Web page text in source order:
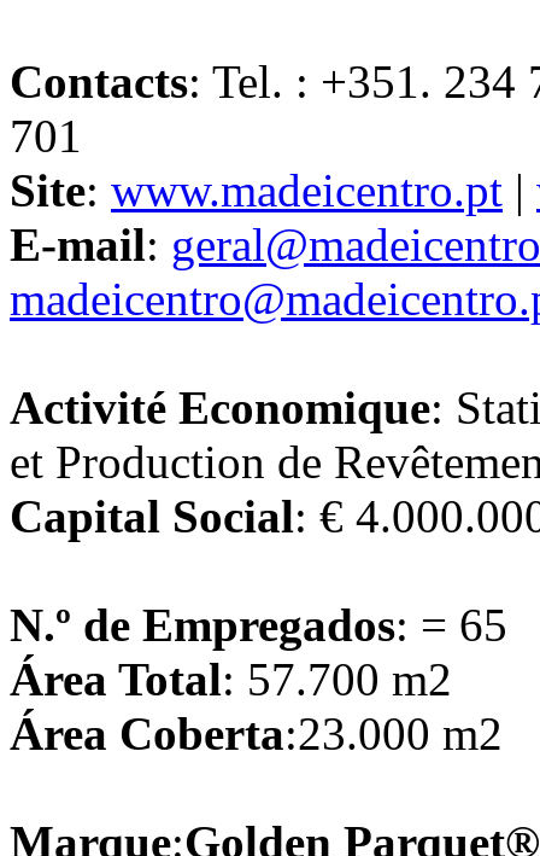
Contacts: Tel. : +351. 234
701
Site: www.madeicentro.pt |
E-mail:
Activité Economique:
et Production de
Capital Social: €
N.º de Empregados: = 65
Área Total: 57.700 m2
Área Coberta:23.000 m2
Marque:Golden Parquet®